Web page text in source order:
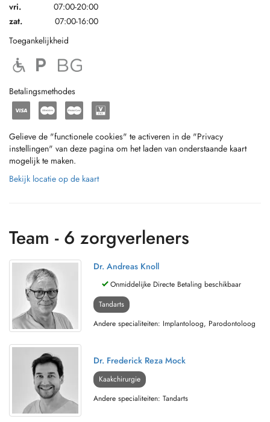
vri.
07:00-20:00
zat.
07:00-16:00
Toegankelijkheid
Betalingsmethodes
Gelieve de "functionele cookies" te activeren in de "Privacy
instellingen" van deze pagina om het laden van onderstaande kaart
mogelijk te maken.
Bekijk locatie op de kaart
Team - 6 zorgverleners
Dr. Andreas Knoll
Onmiddelijke Directe Betaling beschikbaar
Tandarts
Andere specialiteiten: Implantoloog, Parodontoloog
Dr. Frederick Reza Mock
Kaakchirurgie
Andere specialiteiten: Tandarts